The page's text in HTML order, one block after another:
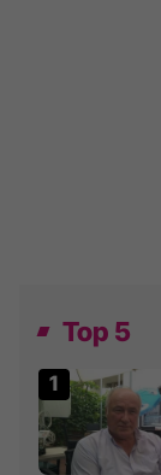
Top 5